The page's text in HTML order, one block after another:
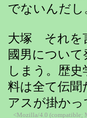
でないんだし
大塚 それを
國男につい
しまう。歴
料は全て伝聞
アスが掛かっ
<Mozilla/4.0 (compatible;